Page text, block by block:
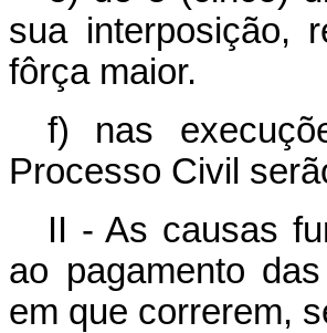
sua interposição,
fôrça maior.
f) nas
Processo Civil
II - As causas
ao pagamento
em que correrem,